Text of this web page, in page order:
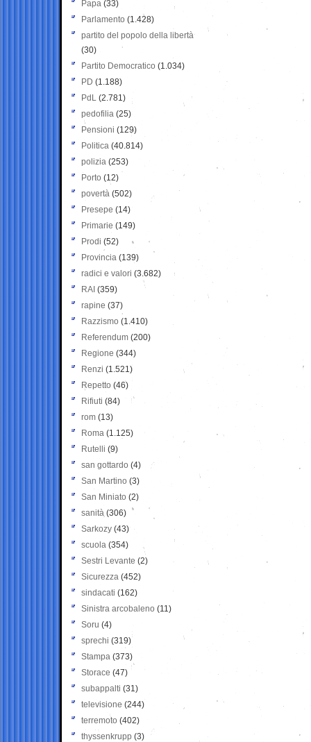
Papa (33)
Parlamento (1.428)
partito del popolo della libertà
(30)
Partito Democratico (1.034)
PD (1.188)
PdL (2.781)
pedofilia (25)
Pensioni (129)
Politica (40.814)
polizia (253)
Porto (12)
povertà (502)
Presepe (14)
Primarie (149)
Prodi (52)
Provincia (139)
radici e valori (3.682)
RAI (359)
rapine (37)
Razzismo (1.410)
Referendum (200)
Regione (344)
Renzi (1.521)
Repetto (46)
Rifiuti (84)
rom (13)
Roma (1.125)
Rutelli (9)
san gottardo (4)
San Martino (3)
San Miniato (2)
sanità (306)
Sarkozy (43)
scuola (354)
Sestri Levante (2)
Sicurezza (452)
sindacati (162)
Sinistra arcobaleno (11)
Soru (4)
sprechi (319)
Stampa (373)
Storace (47)
subappalti (31)
televisione(244)
terremoto (402)
thyssenkrupp (3)